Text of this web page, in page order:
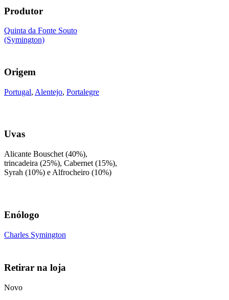
Produtor
Quinta da Fonte Souto
(Symington)
Origem
Portugal, Alentejo, Portalegre
Uvas
Alicante Bouschet (40%),
trincadeira (25%), Cabernet (15%),
Syrah (10%) e Alfrocheiro (10%)
Enólogo
Charles Symington
Retirar na loja
Novo